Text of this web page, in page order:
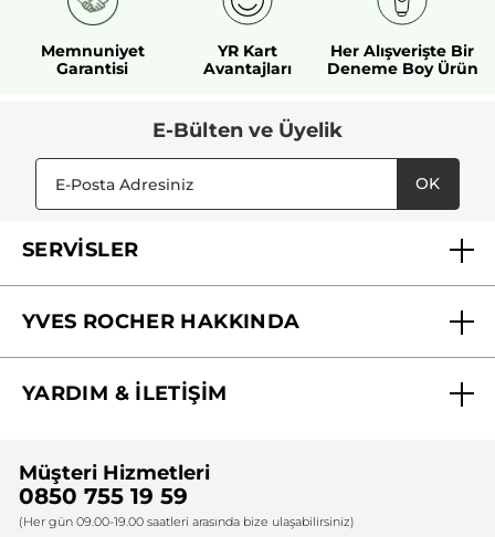
Memnuniyet
Garantisi
YR Kart
Avantajları
Her Alışverişte Bir
Deneme Boy Ürün
E-Bülten ve Üyelik
OK
SERVİSLER
YVES ROCHER HAKKINDA
Yves Rocher Vakfı
YARDIM & İLETİŞİM
Bize Ulaşın
Firma Bilgileri
Müşteri Hizmetleri
0850 755 19 59
(Her gün 09.00-19.00 saatleri arasında bize ulaşabilirsiniz)